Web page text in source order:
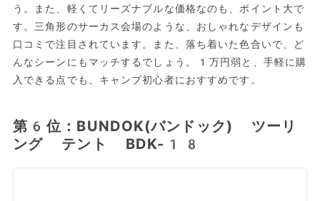
う。また、軽くてリーズナブルな価格なのも、ポイント大で
す。三角形のサーカス会場のような、おしゃれなデザインも
口コミで注目されています。また、落ち着いた色合いで、ど
んなシーンにもマッチするでしょう。1万円弱と、手軽に購
入できる点でも、キャンプ初心者におすすめです。
第6位：BUNDOK(バンドック) ツーリ
ング テント BDK-18